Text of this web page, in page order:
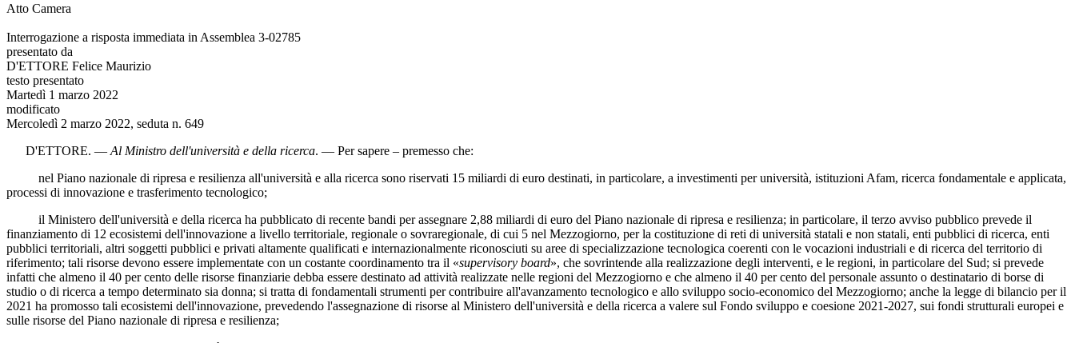
Atto Camera
Interrogazione a risposta immediata in Assemblea 3-02785
presentato da
D'ETTORE Felice Maurizio
testo presentato
Martedì 1 marzo 2022
modificato
Mercoledì 2 marzo 2022, seduta n. 649
D'ETTORE. — Al Ministro dell'università e della ricerca. — Per sapere – premesso che:
nel Piano nazionale di ripresa e resilienza all'università e alla ricerca sono riservati 15 miliardi di euro destinati, in particolare, a investimenti per università, istituzioni Afam, ricerca fondamentale e applicata,
processi di innovazione e trasferimento tecnologico;
il Ministero dell'università e della ricerca ha pubblicato di recente bandi per assegnare 2,88 miliardi di euro del Piano nazionale di ripresa e resilienza; in particolare, il terzo avviso pubblico prevede il
finanziamento di 12 ecosistemi dell'innovazione a livello territoriale, regionale o sovraregionale, di cui 5 nel Mezzogiorno, per la costituzione di reti di università statali e non statali, enti pubblici di ricerca, enti
pubblici territoriali, altri soggetti pubblici e privati altamente qualificati e internazionalmente riconosciuti su aree di specializzazione tecnologica coerenti con le vocazioni industriali e di ricerca del territorio di
riferimento; tali risorse devono essere implementate con un costante coordinamento tra il «supervisory board», che sovrintende alla realizzazione degli interventi, e le regioni, in particolare del Sud; si prevede
infatti che almeno il 40 per cento delle risorse finanziarie debba essere destinato ad attività realizzate nelle regioni del Mezzogiorno e che almeno il 40 per cento del personale assunto o destinatario di borse di
studio o di ricerca a tempo determinato sia donna; si tratta di fondamentali strumenti per contribuire all'avanzamento tecnologico e allo sviluppo socio-economico del Mezzogiorno; anche la legge di bilancio per il
2021 ha promosso tali ecosistemi dell'innovazione, prevedendo l'assegnazione di risorse al Ministero dell'università e della ricerca a valere sul Fondo sviluppo e coesione 2021-2027, sui fondi strutturali europei e
sulle risorse del Piano nazionale di ripresa e resilienza;